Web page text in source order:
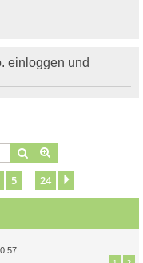
einloggen und
Suche
5 24